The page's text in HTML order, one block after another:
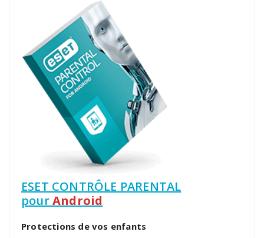
ESET CONTRÔLE PARENTAL
pourAndroid
Protections de vos enfants